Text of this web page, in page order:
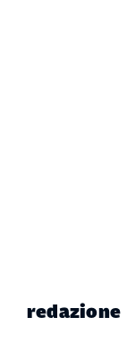
redazione